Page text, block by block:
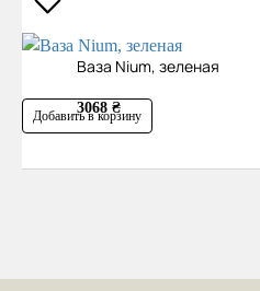
Ваза Nium, зеленая
3068 ₴
Добавить в корзину